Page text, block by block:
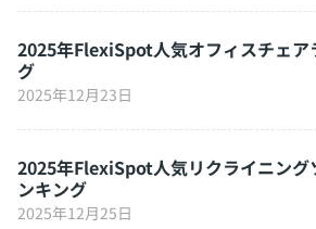
2025年FlexiSpot人気オフィスチェア
グ
2025年12月23日
2025年FlexiSpot人気リクライニング
ンキング
2025年12月25日